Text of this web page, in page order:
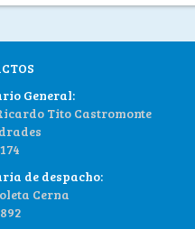
General:
Tito Castromonte
de despacho:
Cerna